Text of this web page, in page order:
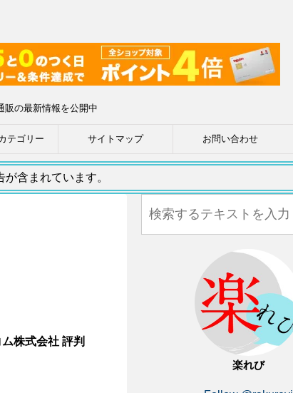
販の最新情報を公開中
テゴリー サイトマップ お問い合わせ
含まれています。
株式会社 評判
楽れび